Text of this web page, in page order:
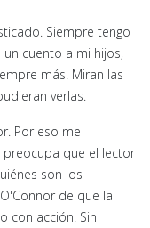
Siempre tengo
cuento a mi hijos,
más. Miran las
verlas.
Por eso me
que el lector
son los
de que la
con acción. Sin